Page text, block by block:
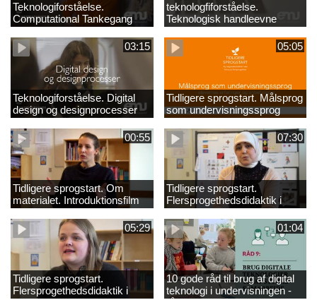
Teknologiforståelse.
Computational Tankegang
teknologfiforståelse.
Teknologisk handleevne
03:15
Teknologiforståelse. Digital
design og designprocesser
05:05
Tidligere sprogstart. Målsprog
som undervisningssprog
00:55
Tidligere sprogstart. Om
materialet. Introduktionsfilm
07:30
Tidligere sprogstart.
Flersprogethedsdidaktik i
fransk og tysk
05:29
Tidligere sprogstart.
Flersprogethedsdidaktik i
01:04
10 gode råd til brug af digital
teknologi i undervisningen -